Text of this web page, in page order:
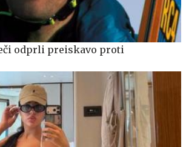
odprli preiskavo proti